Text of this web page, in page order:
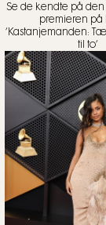
Se de kendte på
premieren på
’Kastanjemanden:
til to’